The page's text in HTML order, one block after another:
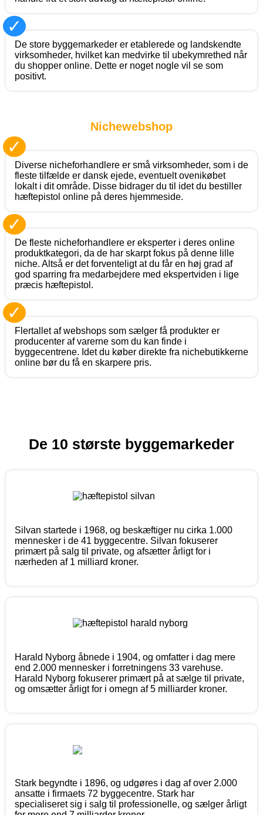
✓
De store byggemarkeder er etablerede og landskendte
virksomheder, hvilket kan medvirke til ubekymrethed når
du shopper online. Dette er noget nogle vil se som
positivt.
Nichewebshop
✓
Diverse nicheforhandlere er små virksomheder, som i de
fleste tilfælde er dansk ejede, eventuelt ovenikøbet
lokalt i dit område. Disse bidrager du til idet du bestiller
hæftepistol online på deres hjemmeside.
✓
De fleste nicheforhandlere er eksperter i deres online
produktkategori, da de har skarpt fokus på denne lille
niche. Altså er det forventeligt at du får en høj grad af
god sparring fra medarbejdere med ekspertviden i lige
præcis hæftepistol.
✓
Flertallet af webshops som sælger få produkter er
producenter af varerne som du kan finde i
byggecentrene. Idet du køber direkte fra nichebutikkerne
online bør du få en skarpere pris.
De 10 største byggemarkeder
Silvan startede i 1968, og beskæftiger nu cirka 1.000
mennesker i de 41 byggecentre. Silvan fokuserer
primært på salg til private, og afsætter årligt for i
nærheden af 1 milliard kroner.
Harald Nyborg åbnede i 1904, og omfatter i dag mere
end 2.000 mennesker i forretningens 33 varehuse.
Harald Nyborg fokuserer primært på at sælge til private,
og omsætter årligt for i omegn af 5 milliarder kroner.
Stark begyndte i 1896, og udgøres i dag af over 2.000
ansatte i firmaets 72 byggecentre. Stark har
specialiseret sig i salg til professionelle, og sælger årligt